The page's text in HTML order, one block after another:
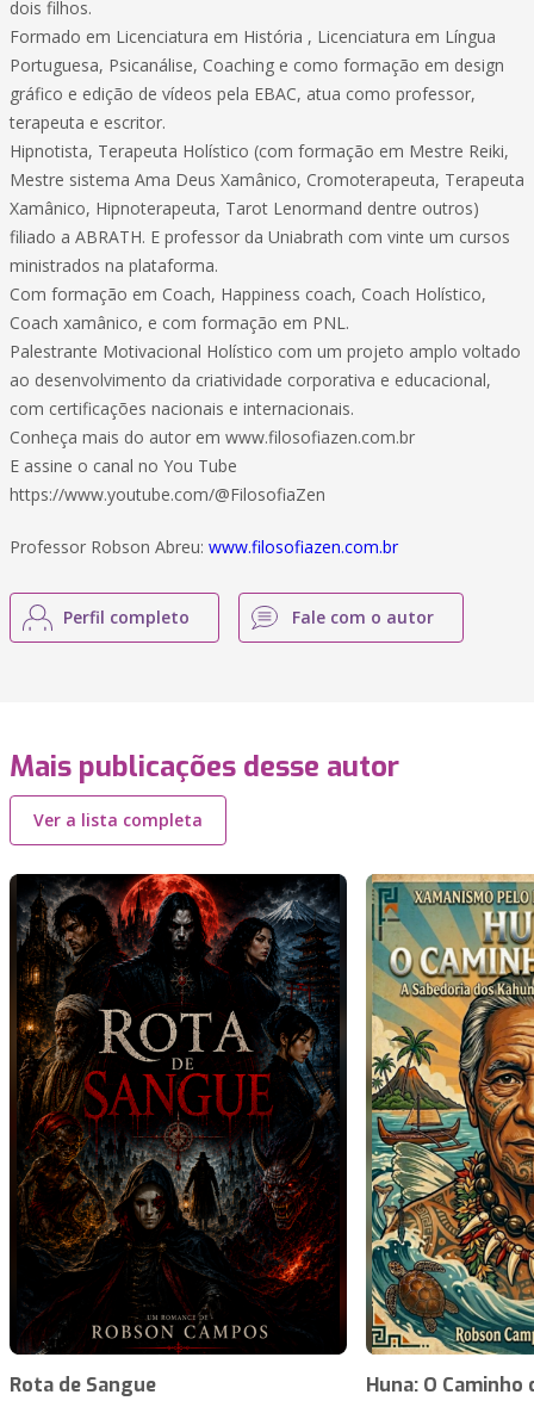
dois filhos.
Formado em Licenciatura em História , Licenciatura em Língua
Portuguesa, Psicanálise, Coaching e como formação em design
gráfico e edição de vídeos pela EBAC, atua como professor,
terapeuta e escritor.
Hipnotista, Terapeuta Holístico (com formação em Mestre Reiki,
Mestre sistema Ama Deus Xamânico, Cromoterapeuta, Terapeuta
Xamânico, Hipnoterapeuta, Tarot Lenormand dentre outros)
filiado a ABRATH. E professor da Uniabrath com vinte um cursos
ministrados na plataforma.
Com formação em Coach, Happiness coach, Coach Holístico,
Coach xamânico, e com formação em PNL.
Palestrante Motivacional Holístico com um projeto amplo voltado
ao desenvolvimento da criatividade corporativa e educacional,
com certificações nacionais e internacionais.
Conheça mais do autor em www.filosofiazen.com.br
E assine o canal no You Tube
https://www.youtube.com/@FilosofiaZen
Professor Robson Abreu: www.filosofiazen.com.br
Perfil completo Fale com o autor
Mais publicações desse autor
Ver a lista completa
Rota de Sangue Huna: O Caminho